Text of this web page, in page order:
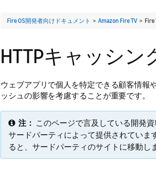
Fire OS開発者向けドキュメント > Amazon Fire TV >
HTTPキャッシン
ウェブアプリで個人を特定できる顧客情報
ッシュの影響を考慮することが重要です。
注： このページで言及している開発
サードパーティによって提供されていま
ると、サードパーティのサイトに移動し